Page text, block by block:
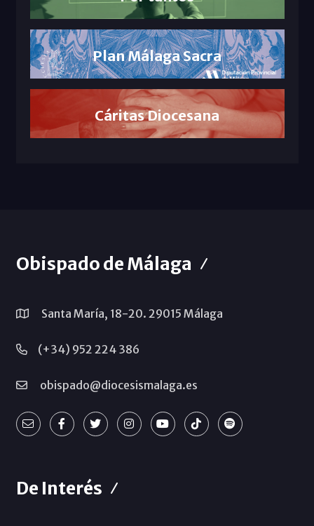
Plan Málaga Sacra
Cáritas Diocesana
Obispado de Málaga
Santa María, 18-20. 29015 Málaga
(+34) 952 224 386
obispado@diocesismalaga.es
De Interés